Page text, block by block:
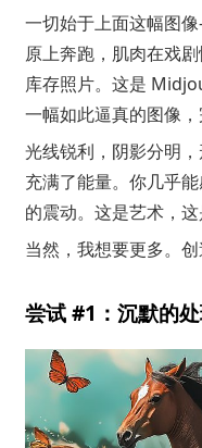
一切始于上面这幅图
原上奔跑，肌肉在戏
库存照片。这是
一幅如此逼真的图像，
光线锐利，阴影分明
充满了能量。你几乎
的震动。这是艺术，
当然，我想要更多。
尝试 #1：沉默的